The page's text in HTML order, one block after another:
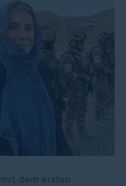
dem ersten